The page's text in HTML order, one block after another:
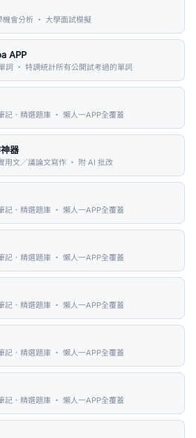
會分析 ・ 大學面試模擬
APP
詞 ・ 特調統計所有公開試考過的單詞
記．精選題庫 ・ 懶人一APP全覆蓋
器
用文／議論文寫作 ・ 附 AI 批改
記．精選題庫 ・ 懶人一APP全覆蓋
記．精選題庫 ・ 懶人一APP全覆蓋
記．精選題庫 ・ 懶人一APP全覆蓋
記．精選題庫 ・ 懶人一APP全覆蓋
記．精選題庫 ・ 懶人一APP全覆蓋